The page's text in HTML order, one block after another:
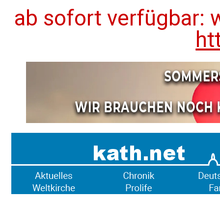
ab sofort verfügbar: